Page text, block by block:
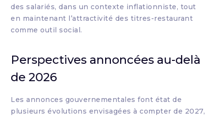
des salariés, dans un contexte inflationniste, tout
en maintenant l’attractivité des titres-restaurant
comme outil social.
Perspectives annoncées au-delà
de 2026
Les annonces gouvernementales font état de
plusieurs évolutions envisagées à compter de 2027,